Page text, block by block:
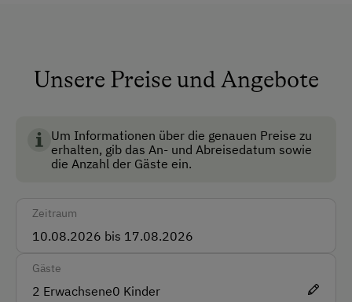
Bus
Akzeptierte Zahlungsmittel
Vor Ort gesprochene Sprachen
Deutsch
Englisch
Bio Ennstal steht für hochwertige, regional erzeugte
Bio-Lebensmittel aus dem Ennstal, die
vereinen.
Unsere Preise und Angebote
Um Informationen über die genauen Preise zu
erhalten, gib das An- und Abreisedatum sowie
die Anzahl der Gäste ein.
Zeitraum
Gäste
2 Erwachsene0 Kinder